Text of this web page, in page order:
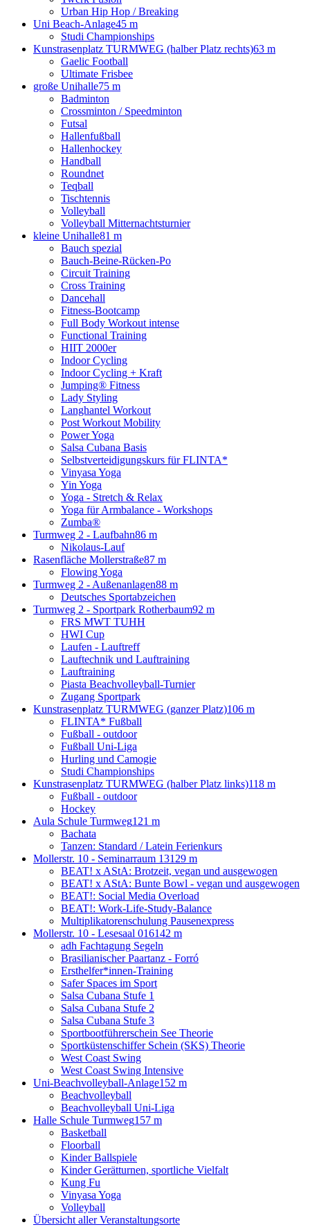
Urban Hip Hop / Breaking
Uni Beach-Anlage45 m
Studi Championships
Kunstrasenplatz TURMWEG (halber Platz rechts)63 m
Gaelic Football
Ultimate Frisbee
große Unihalle75 m
Badminton
Crossminton / Speedminton
Futsal
Hallenfußball
Hallenhockey
Handball
Roundnet
Teqball
Tischtennis
Volleyball
Volleyball Mitternachtsturnier
kleine Unihalle81 m
Bauch spezial
Bauch-Beine-Rücken-Po
Circuit Training
Cross Training
Dancehall
Fitness-Bootcamp
Full Body Workout intense
Functional Training
HIIT 2000er
Indoor Cycling
Indoor Cycling + Kraft
Jumping® Fitness
Lady Styling
Langhantel Workout
Post Workout Mobility
Power Yoga
Salsa Cubana Basis
Selbstverteidigungskurs für FLINTA*
Vinyasa Yoga
Yin Yoga
Yoga - Stretch & Relax
Yoga für Armbalance - Workshops
Zumba®
Turmweg 2 - Laufbahn86 m
Nikolaus-Lauf
Rasenfläche Mollerstraße87 m
Flowing Yoga
Turmweg 2 - Außenanlagen88 m
Deutsches Sportabzeichen
Turmweg 2 - Sportpark Rotherbaum92 m
FRS MWT TUHH
HWI Cup
Laufen - Lauftreff
Lauftechnik und Lauftraining
Lauftraining
Piasta Beachvolleyball-Turnier
Zugang Sportpark
Kunstrasenplatz TURMWEG (ganzer Platz)106 m
FLINTA* Fußball
Fußball - outdoor
Fußball Uni-Liga
Hurling und Camogie
Studi Championships
Kunstrasenplatz TURMWEG (halber Platz links)118 m
Fußball - outdoor
Hockey
Aula Schule Turmweg121 m
Bachata
Tanzen: Standard / Latein Ferienkurs
Mollerstr. 10 - Seminarraum 13129 m
BEAT! x AStA: Brotzeit, vegan und ausgewogen
BEAT! x AStA: Bunte Bowl - vegan und ausgewogen
BEAT!: Social Media Overload
BEAT!: Work-Life-Study-Balance
Multiplikatorenschulung Pausenexpress
Mollerstr. 10 - Lesesaal 016142 m
adh Fachtagung Segeln
Brasilianischer Paartanz - Forró
Ersthelfer*innen-Training
Safer Spaces im Sport
Salsa Cubana Stufe 1
Salsa Cubana Stufe 2
Salsa Cubana Stufe 3
Sportbootführerschein See Theorie
Sportküstenschiffer Schein (SKS) Theorie
West Coast Swing
West Coast Swing Intensive
Uni-Beachvolleyball-Anlage152 m
Beachvolleyball
Beachvolleyball Uni-Liga
Halle Schule Turmweg157 m
Basketball
Floorball
Kinder Ballspiele
Kinder Gerätturnen, sportliche Vielfalt
Kung Fu
Vinyasa Yoga
Volleyball
Übersicht aller Veranstaltungsorte